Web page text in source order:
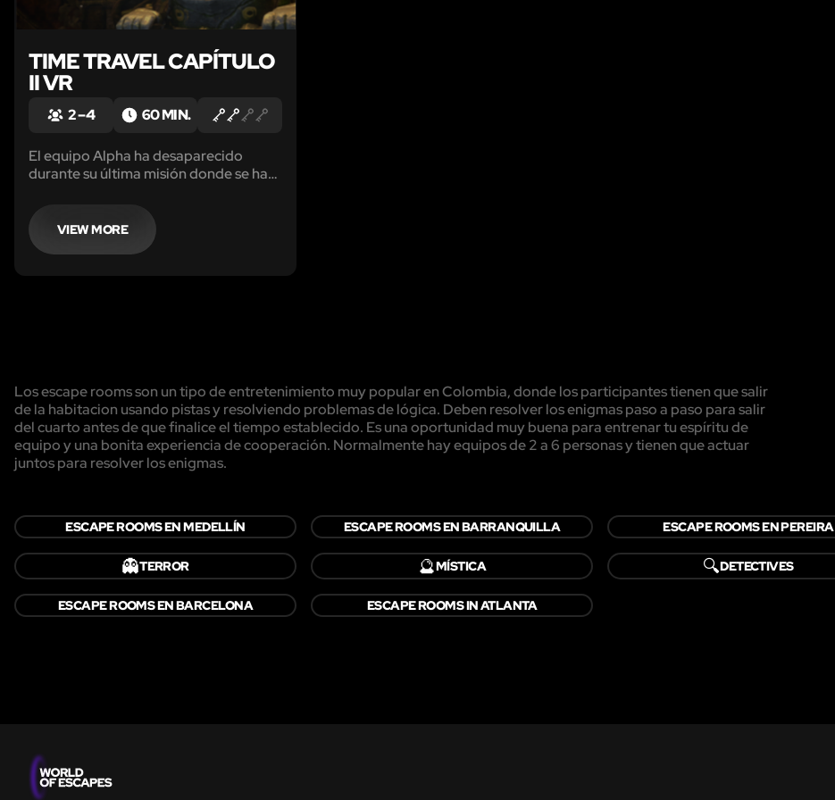
TIME TRAVEL CAPÍTULO
II VR
2 – 4 60 MIN.
El equipo Alpha ha desaparecido
durante su última misión donde se han
… Estas necesitan ser recuperadas a
toda costa! ¡Ponte tu equipo y viaja en
el tiempo para seguir el camino de los
VIEW MORE
Los escape rooms son un tipo de entretenimiento muy popular en Colombia, donde los participantes tienen que salir
de la habitacion usando pistas y resolviendo problemas de lógica. Deben resolver los enigmas paso a paso para salir
del cuarto antes de que finalice el tiempo establecido. Es una oportunidad muy buena para entrenar tu espíritu de
equipo y una bonita experiencia de cooperación. Normalmente hay equipos de 2 a 6 personas y tienen que actuar
juntos para resolver los enigmas.
ESCAPE ROOMS EN MEDELLÍN ESCAPE ROOMS EN BARRANQUILLA ESCAPE ROOMS EN PEREIRA
👻TERROR 🔮MÍSTICA 🔍DETECTIVES
ESCAPE ROOMS EN BARCELONA ESCAPE ROOMS IN ATLANTA